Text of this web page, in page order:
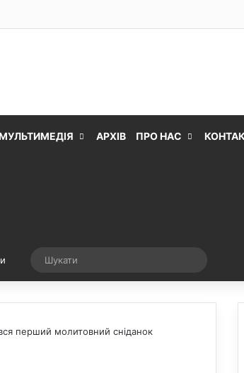
АРХІВ ПРО НАС
Випадкова стаття
перший молитовний сніданок